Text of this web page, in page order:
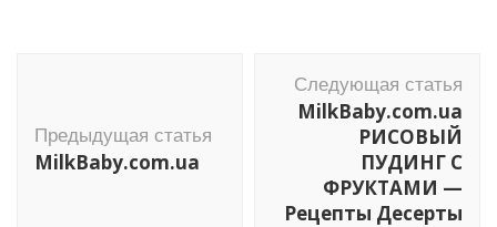
записям
Предыдущая статья
MilkBaby.com.ua
Следующая статья
MilkBaby.com.ua
РИСОВЫЙ
ПУДИНГ С
ФРУКТАМИ —
Рецепты Десерты